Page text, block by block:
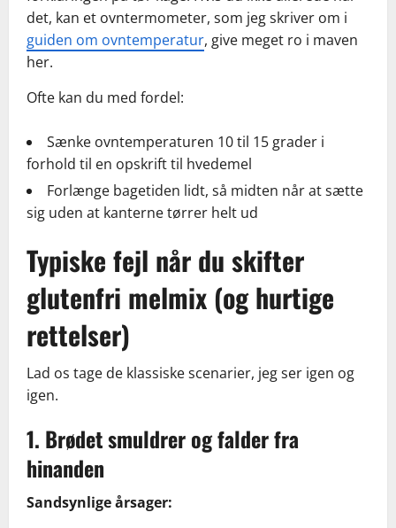
det, kan et ovntermometer, som jeg skriver om i
guiden om ovntemperatur, give meget ro i maven
her.
Ofte kan du med fordel:
Sænke ovntemperaturen 10 til 15 grader i
forhold til en opskrift til hvedemel
Forlænge bagetiden lidt, så midten når at sætte
sig uden at kanterne tørrer helt ud
Typiske fejl når du skifter
glutenfri melmix (og hurtige
rettelser)
Lad os tage de klassiske scenarier, jeg ser igen og
igen.
1. Brødet smuldrer og falder fra
hinanden
Sandsynlige årsager: